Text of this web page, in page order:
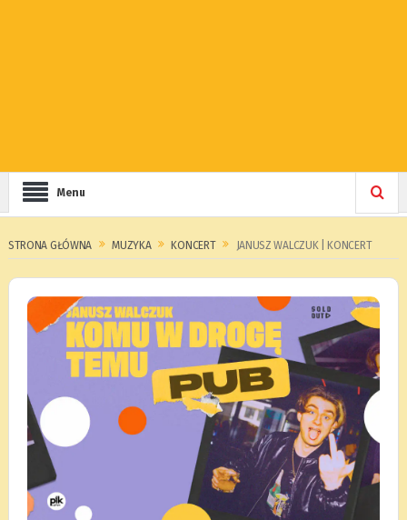
Menu
STRONA GŁÓWNA MUZYKA KONCERT JANUSZ WALCZUK | KONCERT